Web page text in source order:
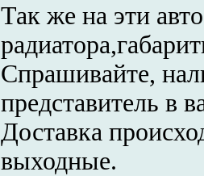
Так же на эти
Спрашивайте,
представитель в
Доставка
выходные.